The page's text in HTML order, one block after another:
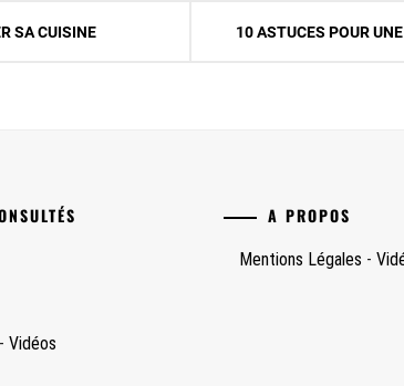
SA CUISINE 10 ASTUCES POUR
-Vidéos
A PROPOS
Mentions Légales -